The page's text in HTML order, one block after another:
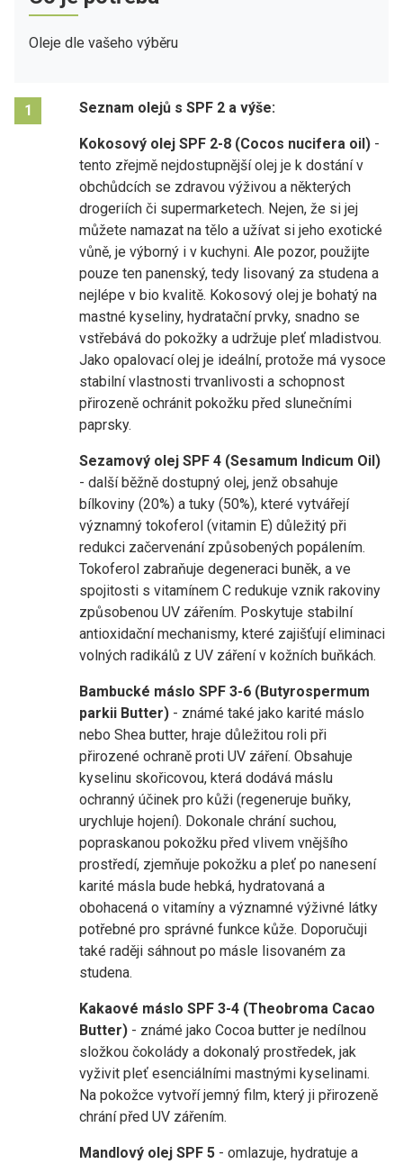
Oleje dle vašeho výběru
1 Seznam olejů s SPF 2 a výše:
Kokosový olej SPF 2-8 (Cocos nucifera oil) -
tento zřejmě nejdostupnější olej je k dostání v
obchůdcích se zdravou výživou a některých
drogeriích či supermarketech. Nejen, že si jej
můžete namazat na tělo a užívat si jeho exotické
vůně, je výborný i v kuchyni. Ale pozor, použijte
pouze ten panenský, tedy lisovaný za studena a
nejlépe v bio kvalitě. Kokosový olej je bohatý na
mastné kyseliny, hydratační prvky, snadno se
vstřebává do pokožky a udržuje pleť mladistvou.
Jako opalovací olej je ideální, protože má vysoce
stabilní vlastnosti trvanlivosti a schopnost
přirozeně ochránit pokožku před slunečními
paprsky.
Sezamový olej SPF 4 (Sesamum Indicum Oil)
- další běžně dostupný olej, jenž obsahuje
bílkoviny (20%) a tuky (50%), které vytvářejí
významný tokoferol (vitamin E) důležitý při
redukci začervenání způsobených popálením.
Tokoferol zabraňuje degeneraci buněk, a ve
spojitosti s vitamínem C redukuje vznik rakoviny
způsobenou UV zářením. Poskytuje stabilní
antioxidační mechanismy, které zajišťují eliminaci
volných radikálů z UV záření v kožních buňkách.
Bambucké máslo SPF 3-6 (Butyrospermum
parkii Butter) - známé také jako karité máslo
nebo Shea butter, hraje důležitou roli při
přirozené ochraně proti UV záření. Obsahuje
kyselinu skořicovou, která dodává máslu
ochranný účinek pro kůži (regeneruje buňky,
urychluje hojení). Dokonale chrání suchou,
popraskanou pokožku před vlivem vnějšího
prostředí, zjemňuje pokožku a pleť po nanesení
karité másla bude hebká, hydratovaná a
obohacená o vitamíny a významné výživné látky
potřebné pro správné funkce kůže. Doporučuji
také raději sáhnout po másle lisovaném za
studena.
Kakaové máslo SPF 3-4 (Theobroma Cacao
Butter) - známé jako Cocoa butter je nedílnou
složkou čokolády a dokonalý prostředek, jak
vyživit pleť esenciálními mastnými kyselinami.
Na pokožce vytvoří jemný film, který ji přirozeně
chrání před UV zářením.
Mandlový olej SPF 5 - omlazuje, hydratuje a